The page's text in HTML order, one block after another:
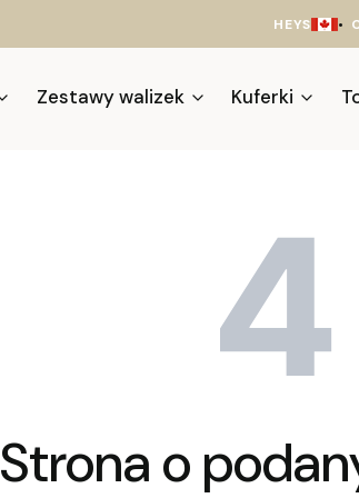
HEYS •
Zestawy walizek Kuferki
Strona o